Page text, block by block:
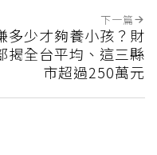
下一篇
多少才夠養小孩？財
揭全台平均、這三縣
市超過250萬元